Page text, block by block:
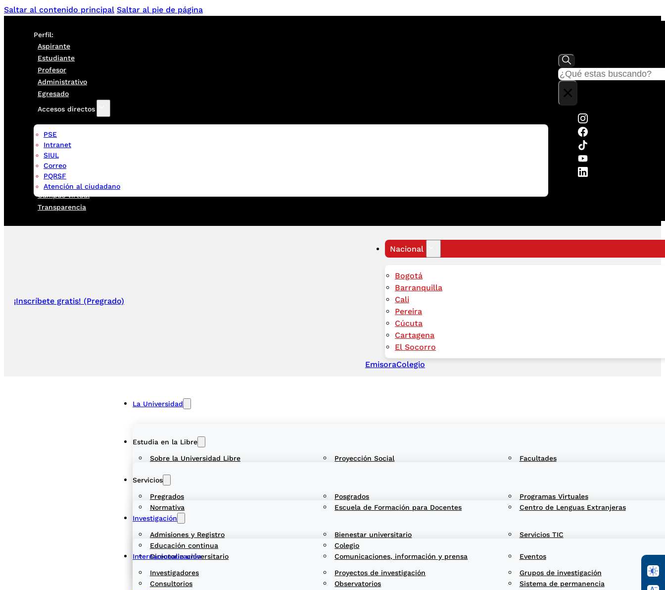
Saltar al contenido principal Saltar al pie de página
Perfil:
Aspirante
Estudiante
Profesor
Administrativo
Egresado
Accesos directos
PSE
Intranet
SIUL
Correo
PQRSF
Atención al ciudadano
Campus virtual
Transparencia
Buscar
×
¡Inscríbete gratis! (Pregrado)
Nacional
Bogotá
Barranquilla
Cali
Pereira
Cúcuta
Cartagena
El Socorro
EmisoraColegio
La Universidad
Sobre la Universidad Libre Proyección Social Facultades
Normativa Escuela de Formación para Docentes Centro de Lenguas Extranjeras
Directorio universitario Comunicaciones, información y prensa Eventos
Estudia en la Libre
Pregrados Posgrados Programas Virtuales
Educación continua Colegio
Servicios
Admisiones y Registro Bienestar universitario Servicios TIC
Consultorios Observatorios Sistema de permanencia
Investigación
Investigadores Proyectos de investigación Grupos de investigación
Internacionalización